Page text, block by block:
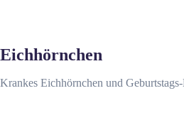
Eichhörnchen
Krankes Eichhörnchen und